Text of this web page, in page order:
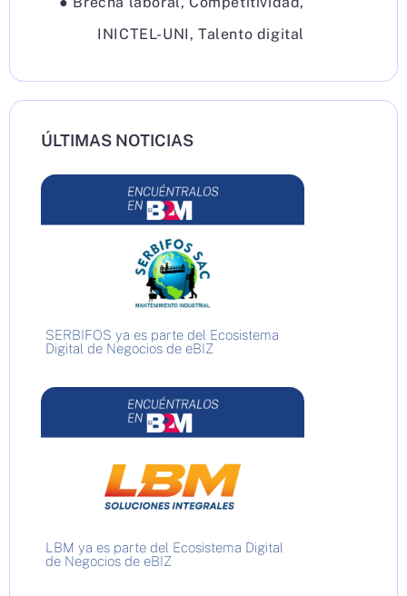
INICTEL-UNI , Talento digital
ÚLTIMAS NOTICIAS
SERBIFOS ya es parte del Ecosistema
Digital de Negocios de eBIZ
LBM ya es parte del Ecosistema Digital
de Negocios de eBIZ